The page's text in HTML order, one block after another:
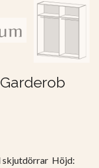
skjutdörrar Höjd: